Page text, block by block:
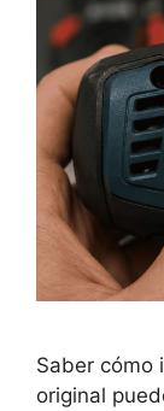
Saber cómo
original